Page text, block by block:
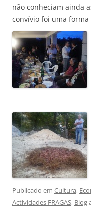
não conheciam ainda
convívio foi uma
Publicado em Cultura,
Actividades FRAGAS, Blog